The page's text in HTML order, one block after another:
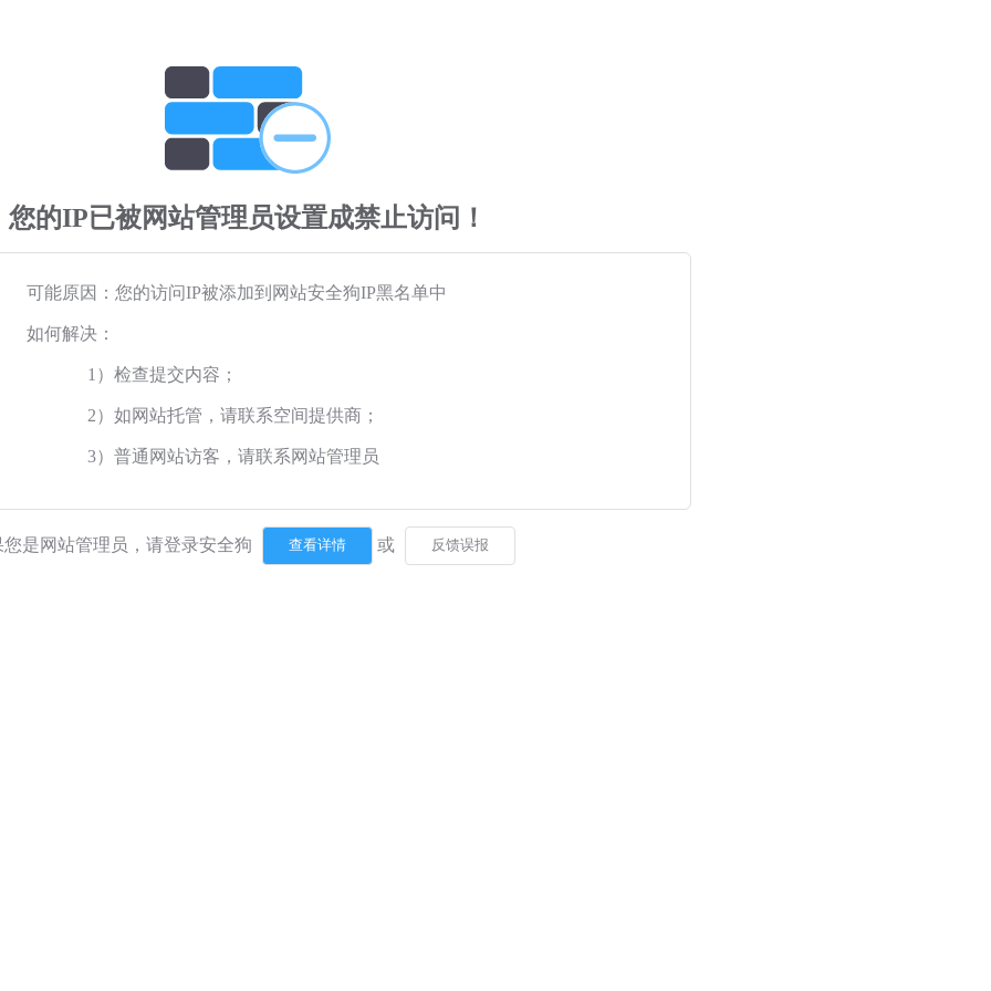
您的IP已被网站管理员设置成禁止访问！
可能原因：您的访问IP被添加到网站安全狗IP黑名单中
如何解决：
1）检查提交内容；
2）如网站托管，请联系空间提供商；
3）普通网站访客，请联系网站管理员
您是网站管理员，请登录安全狗 或